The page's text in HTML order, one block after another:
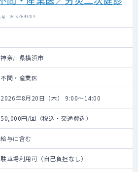
: 26-SZ649704
神奈川県横浜市
不問・産業医
2026年8月20日（木） 9:00～14:00
50,000円/回（税込・交通費込）
給与に含む
駐車場利用可（自己負担なし）